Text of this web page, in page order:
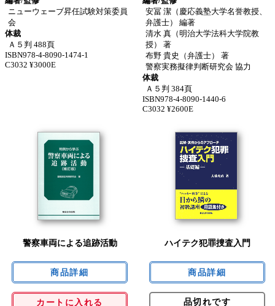
ニューウェーブ昇任試験対策委員
会
体裁
Ａ５判 488頁
ISBN978-4-8090-1474-1
C3032 ¥3000E
安冨 潔（慶応義塾大学名誉教授、
弁護士） 編著
清水 真（明治大学法科大学院教
授） 著
布野 貴史（弁護士） 著
警察実務擬律判断研究会 協力
体裁
Ａ５判 384頁
ISBN978-4-8090-1440-6
C3032 ¥2600E
警察車両による追跡活動
カートに入れる
ハイテク犯罪捜査入門
品切れです